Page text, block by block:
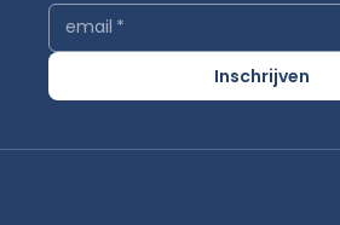
email *
Inschrijven